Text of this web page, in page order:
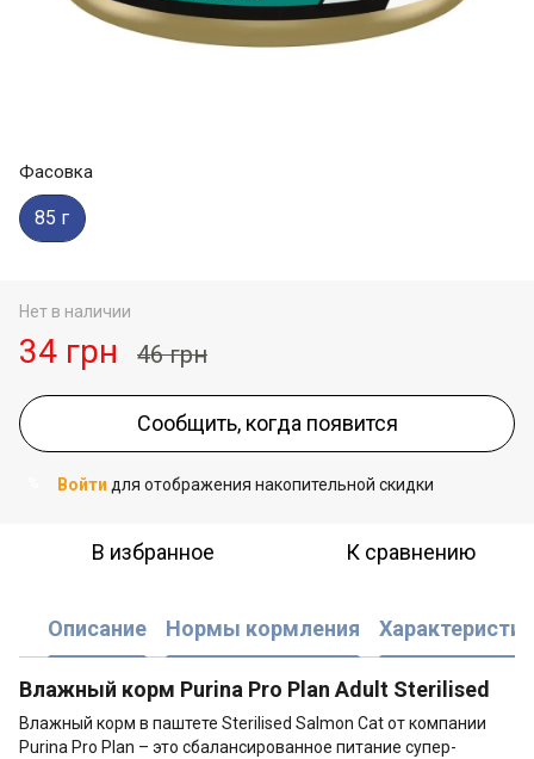
Фасовка
85 г
Нет в наличии
34 грн 46 грн
Сообщить, когда появится
Войти для отображения накопительной скидки
В избранное К сравнению
Описание Нормы кормления
Влажный корм Purina Pro Plan Adult Sterilised
Влажный корм в паштете Sterilised Salmon Cat от компании
Purina Pro Plan – это сбалансированное питание супер-